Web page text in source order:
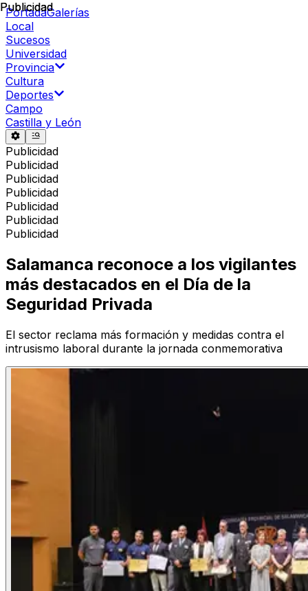
PortadaGalerías
Local
Sucesos
Universidad
Provincia
Cultura
Deportes
Campo
Castilla y León
Publicidad
Publicidad
Publicidad
Publicidad
Publicidad
Publicidad
Publicidad
Publicidad
Salamanca reconoce a los vigilantes
más destacados en el Día de la
Seguridad Privada
El sector reclama más formación y medidas contra el
intrusismo laboral durante la jornada conmemorativa
Publicidad